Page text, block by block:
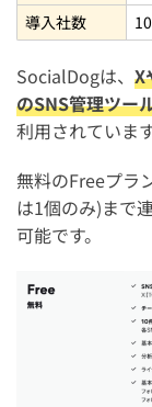
導入社数
SocialDogは、 X
のSNS管理ツー
利用されています
無料のFreeプラ
は1個のみ)まで
可能です。